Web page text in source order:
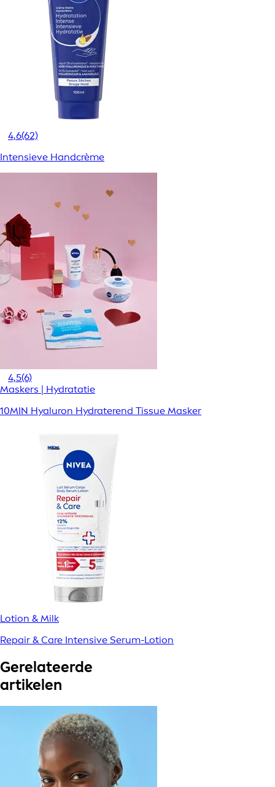
4,6(62)
Intensieve Handcrème
4,5(6)
Maskers | Hydratatie
10MIN Hyaluron Hydraterend Tissue Masker
Lotion & Milk
Repair & Care Intensive Serum-Lotion
Gerelateerde
artikelen